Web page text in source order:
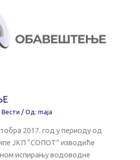
Вести / Од: maja
2017. год у периоду од
ЈКП “СОПОТ” изводиће
испирању водоводне